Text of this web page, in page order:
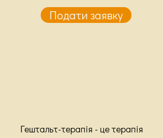
Подати заявку
Гештальт-терапія - це терапія